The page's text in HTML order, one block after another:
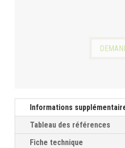
Informations
Tableau des références
Fiche technique